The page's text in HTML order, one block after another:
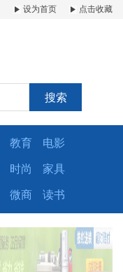
设为首页 点击收藏
搜索
教育 电影
时尚 家具
微商 读书